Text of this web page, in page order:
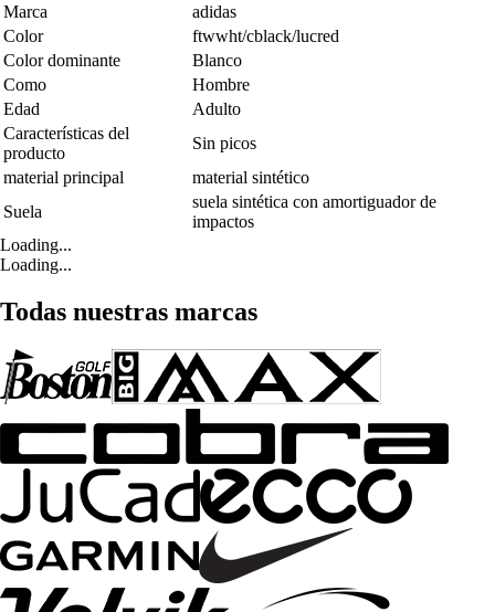
Marca
adidas
Color
ftwwht/cblack/lucred
Color dominante
Blanco
Como
Hombre
Edad
Adulto
Características del
producto
Sin picos
material principal
material sintético
Suela
suela sintética con amortiguador de
impactos
Loading...
Loading...
Todas nuestras marcas